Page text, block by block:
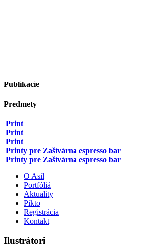
Publikácie
Predmety
Print
Print
Print
Printy pre Zašívárna espresso bar
Printy pre Zašívárna espresso bar
O Asil
Portfóliá
Aktuality
Pikto
Registrácia
Kontakt
Ilustrátori